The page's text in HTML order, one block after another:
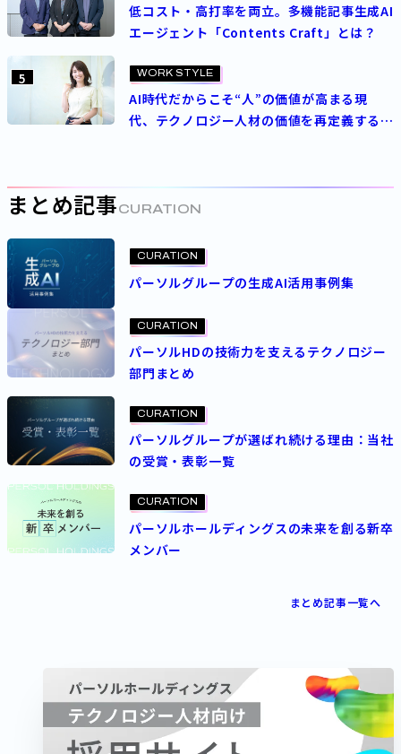
低コスト・高打率を両立。多機能記事生成AI
エージェント「Contents Craft」とは？
5 WORK STYLE
AI時代だからこそ“人”の価値が高まる現
代、テクノロジー人材の価値を再定義する
まとめ記事 CURATION
CURATION
パーソルグループの生成AI活用事例集
CURATION
パーソルHDの技術力を支えるテクノロジー
部門まとめ
CURATION
パーソルグループが選ばれ続ける理由：当社
の受賞・表彰一覧
CURATION
パーソルホールディングスの未来を創る新卒
メンバー
まとめ記事一覧へ